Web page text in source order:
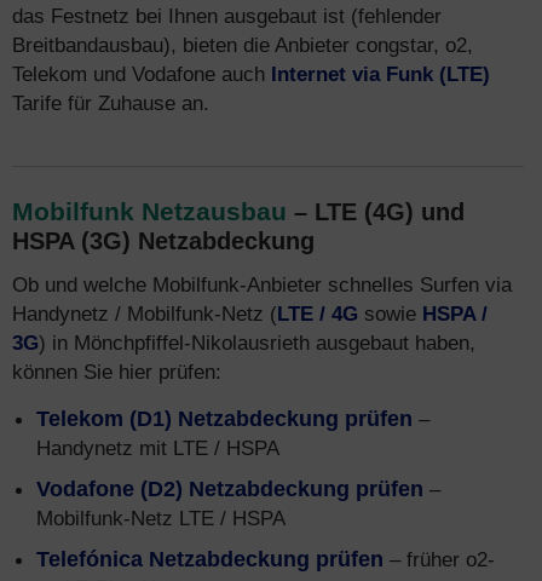
das Festnetz bei Ihnen ausgebaut ist (fehlender
Breitbandausbau), bieten die Anbieter congstar, o2,
Telekom und Vodafone auch Internet via Funk (LTE)
Tarife für Zuhause an.
Mobilfunk Netzausbau – LTE (4G) und
HSPA (3G) Netzabdeckung
Ob und welche Mobilfunk-Anbieter schnelles Surfen via
Handynetz / Mobilfunk-Netz (LTE / 4G sowie HSPA /
3G) in Mönchpfiffel-Nikolausrieth ausgebaut haben,
können Sie hier prüfen:
Telekom (D1) Netzabdeckung prüfen –
Handynetz mit LTE / HSPA
Vodafone (D2) Netzabdeckung prüfen –
Mobilfunk-Netz LTE / HSPA
Telefónica Netzabdeckung prüfen – früher o2-